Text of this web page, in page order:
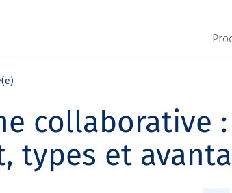
collaborative :
types et